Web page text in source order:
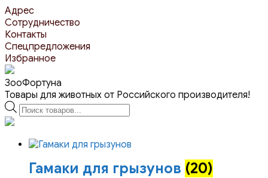
Перейти
к
контенту
Адрес
Сотрудничество
Контакты
Спецпредложения
Избранное
ЗооФортуна
Товары для животных от Российского производителя!
Поиск
товаров
Гамаки для грызунов (20)